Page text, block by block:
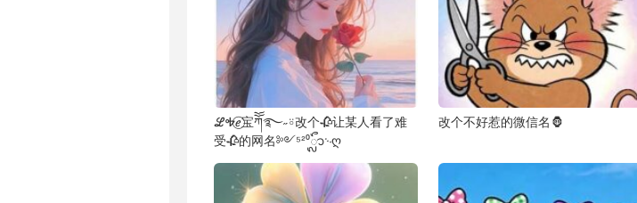
ℒᎭℯ⃝宝ཀོོ࿐˶⍤改个🥀让某人看了难
受🥀的网名༻⁵²⁰ᬽ࿙ღ
改个不好惹的微信名🦍